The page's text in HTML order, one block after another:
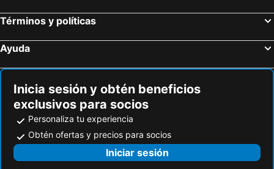
Términos y políticas
Ayuda
Inicia sesión y obtén beneficios
exclusivos para socios
Personaliza tu experiencia
Obtén ofertas y precios para socios
Iniciar sesión